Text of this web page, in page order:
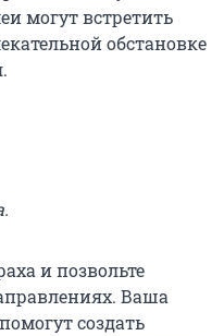
могут встретить
обстановке
и позвольте
Ваша
создать